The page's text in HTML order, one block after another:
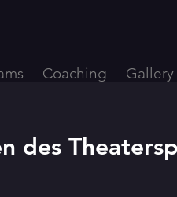
des
Coaching Gallery